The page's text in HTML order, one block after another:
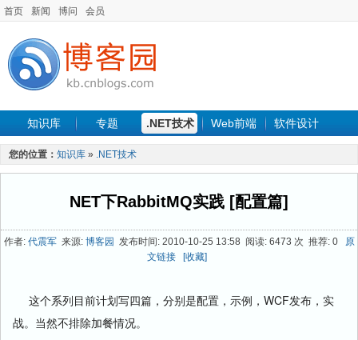
首页 新闻 博问 会员
知识库 专题 .NET技术 Web前端 软件设计
手机开发 软件工程
最新文章
您的位置： 知识库 » .NET技术
NET下RabbitMQ实践 [配置篇]
作者: 代震军来源: 博客园 发布时间: 2010-10-25 13:58 阅读: 6473 次 推荐: 0
原
文链接
[收藏]
这个系列目前计划写四篇，分别是配置，示例，WCF发布，实
战。当然不排除加餐情况。